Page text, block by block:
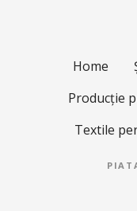
Home
Producție
Textile